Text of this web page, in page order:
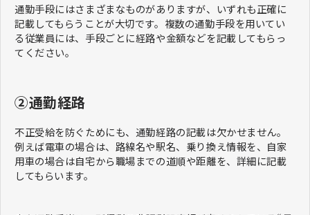
通勤手段にはさまざまなものがありますが、いずれも正確に
記載してもらうことが大切です。複数の通勤手段を用いてい
る従業員には、手段ごとに経路や金額などを記載してもらっ
てください。
②通勤経路
不正受給を防ぐためにも、通勤経路の記載は欠かせません。
例えば電車の場合は、路線名や駅名、乗り換え情報を、自家
用車の場合は自宅から職場までの道順や距離を、詳細に記載
してもらいます。